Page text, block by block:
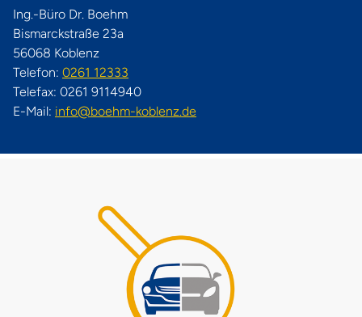
Ing.-Büro Dr. Boehm
Bismarckstraße 23a
56068 Koblenz
Telefon: 0261 12333
Telefax: 0261 9114940
E-Mail: info@boehm-koblenz.de